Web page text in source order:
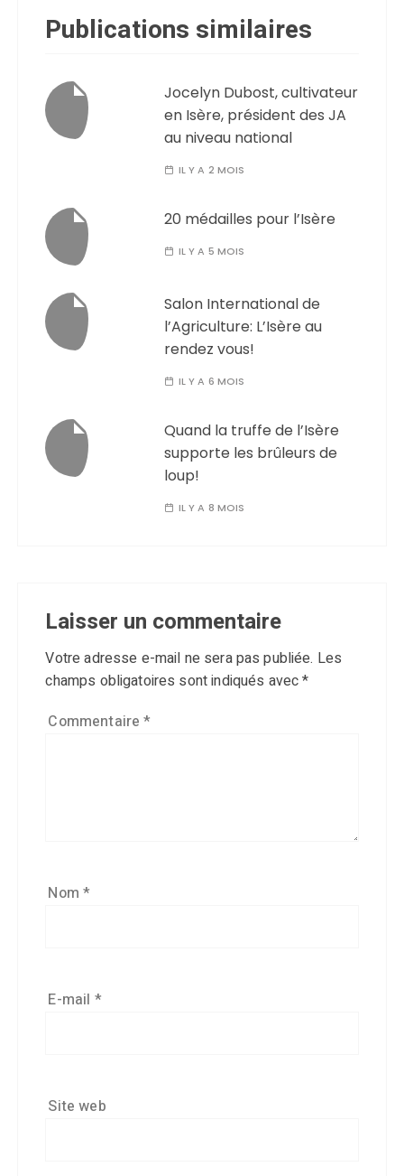
Publications similaires
Jocelyn Dubost, cultivateur
en Isère, président des JA
au niveau national
IL Y A 2 MOIS
20 médailles pour l’Isère
IL Y A 5 MOIS
Salon International de
l’Agriculture: L’Isère au
rendez vous!
IL Y A 6 MOIS
Quand la truffe de l’Isère
supporte les brûleurs de
loup!
IL Y A 8 MOIS
Laisser un commentaire
Votre adresse e-mail ne sera pas publiée. Les
champs obligatoires sont indiqués avec*
Commentaire*
Nom*
E-mail *
Site web